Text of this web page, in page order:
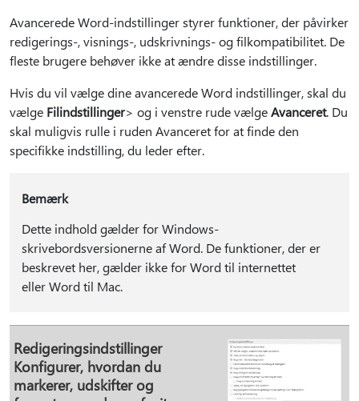
Avancerede Word-indstillinger styrer funktioner, der påvirker
redigerings-, visnings-, udskrivnings- og filkompatibilitet. De
fleste brugere behøver ikke at ændre disse indstillinger.
Hvis du vil vælge dine avancerede Word indstillinger, skal du
vælge Filindstillinger> og i venstre rude vælgeAvanceret. Du
skal muligvis rulle i ruden Avanceret for at finde den
specifikke indstilling, du leder efter.
Bemærk
Dette indhold gælder for Windows-
skrivebordsversionerne af Word. De funktioner, der er
beskrevet her, gælder ikke for Word til internettet
eller Word til Mac.
Redigeringsindstillinger
Konfigurer, hvordan du
markerer, udskifter og